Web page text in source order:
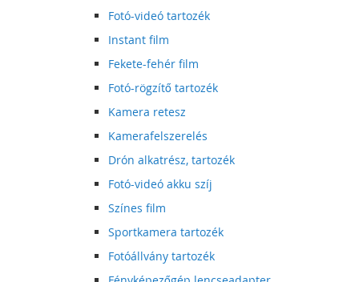
Fotó-videó tartozék
Instant film
Fekete-fehér film
Fotó-rögzítő tartozék
Kamera retesz
Kamerafelszerelés
Drón alkatrész, tartozék
Fotó-videó akku szíj
Színes film
Sportkamera tartozék
Fotóállvány tartozék